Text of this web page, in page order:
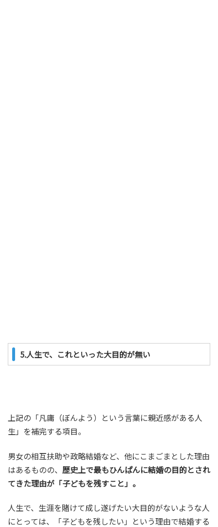
5.人生で、これといった大目的が無い
上記の「凡庸（ぼんよう）という言葉に親近感がある人
生」を補完する項目。
男女の相互扶助や政略結婚など、他にこまごまとした理由
はあるものの、 歴史上で最もひんぱんに結婚の目的とされ
てきた理由が「子どもを残すこと」。
人生で、生涯を賭けて成し遂げたい大目的がないような人
にとっては、「子どもを残したい」という理由で結婚する